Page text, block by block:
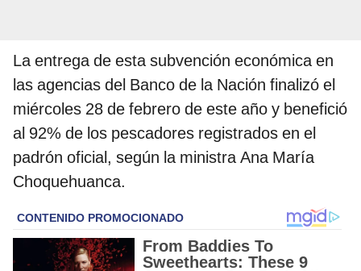
La entrega de esta subvención económica en
las agencias del Banco de la Nación finalizó el
miércoles 28 de febrero de este año y benefició
al 92% de los pescadores registrados en el
padrón oficial, según la ministra Ana María
Choquehuanca.